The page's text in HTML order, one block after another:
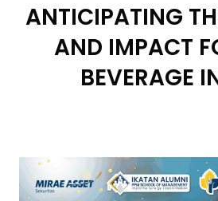
ANTICIPATING
AND IMPACT
BEVERAGE